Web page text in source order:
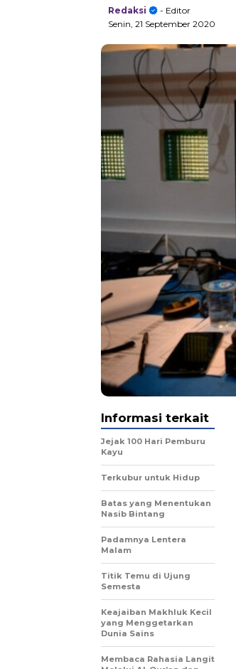
Redaksi
- Editor
Senin, 21 September 2020
Informasi terkait
Jejak 100 Hari Pemburu
Kayu
Terkubur untuk Hidup
Batas yang Menentukan
Nasib Bintang
Padamnya Lentera
Malam
Titik Temu di Ujung
Semesta
Keajaiban Makhluk Kecil
yang Menggetarkan
Dunia Sains
Membaca Rahasia Langit